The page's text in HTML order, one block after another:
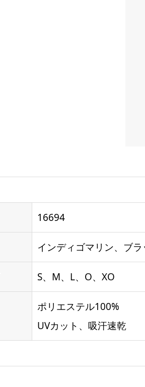
16694
インディゴマリン、ブ
S、M、L、O、XO
ポリエステル100%
UVカット、吸汗速乾